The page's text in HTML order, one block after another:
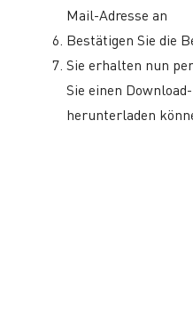
Mail-Adresse an
Bestätigen Sie die
Sie erhalten nun
Sie einen
herunterladen